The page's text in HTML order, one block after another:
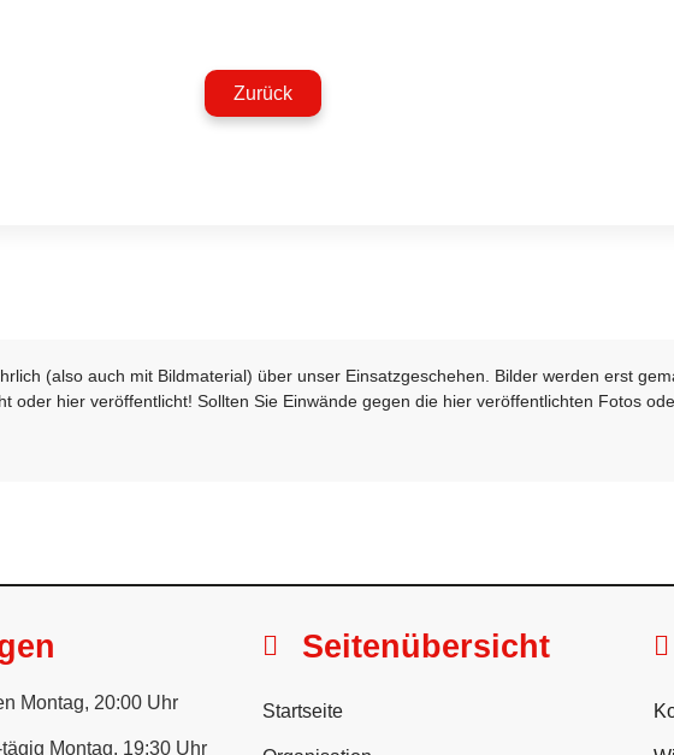
Zurück
(also auch mit Bildmaterial) über unser Einsatzgeschehen. Bilder werden erst
oder hier veröffentlicht! Sollten Sie Einwände gegen die hier veröffentlichten Fotos
Montag, 20:00 Uhr
Montag, 19:30 Uhr
Seitenübersicht
Startseite